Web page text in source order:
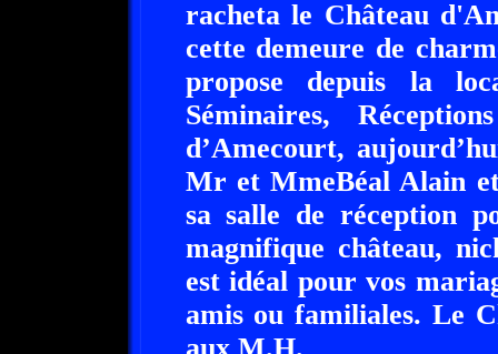
racheta le Château
cette demeure de
propose depuis la
Séminaires,
d’Amecourt,
Mr et MmeBéal Alain
sa salle de réception
magnifique château,
est idéal pour vos
amis ou familiales. Le